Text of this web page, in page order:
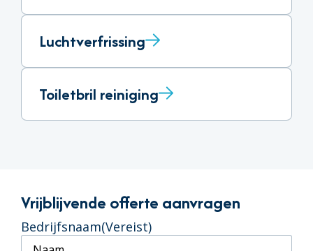
Luchtverfrissing
Toiletbril reiniging
Vrijblijvende offerte aanvragen
Bedrijfsnaam(Vereist)